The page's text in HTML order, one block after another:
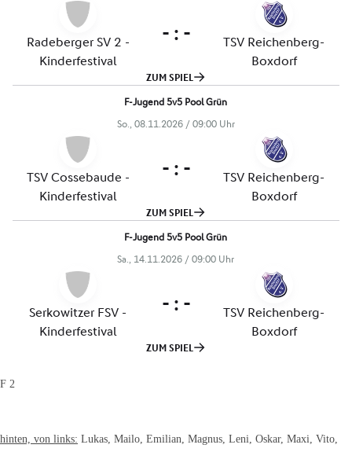
F 2
hinten, von links: Lukas, Mailo, Emilian, Magnus, Leni, Oskar, Maxi, Vito,